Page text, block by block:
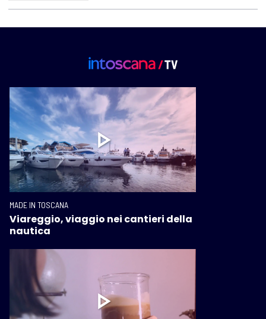
MADE IN TOSCANA
Viareggio, viaggio nei cantieri della
nautica